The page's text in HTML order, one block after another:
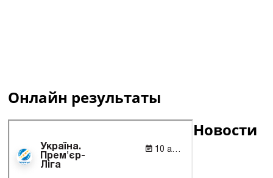
Онлайн результаты
Новости